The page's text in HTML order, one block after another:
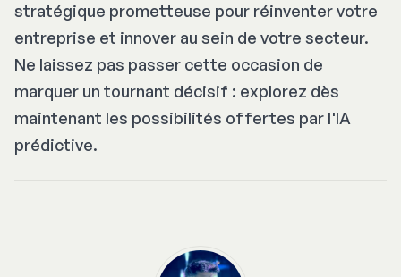
stratégique prometteuse pour réinventer votre
entreprise et innover au sein de votre secteur.
Ne laissez pas passer cette occasion de
marquer un tournant décisif : explorez dès
maintenant les possibilités offertes par l'IA
prédictive.